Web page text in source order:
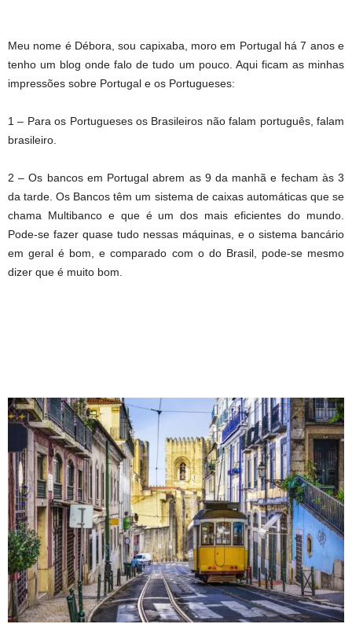
Meu nome é Débora, sou capixaba, moro em Portugal há 7 anos e
tenho um blog onde falo de tudo um pouco. Aqui ficam as minhas
impressões sobre Portugal e os Portugueses:
1 – Para os Portugueses os Brasileiros não falam português, falam
brasileiro.
2 – Os bancos em Portugal abrem as 9 da manhã e fecham às 3
da tarde. Os Bancos têm um sistema de caixas automáticas que se
chama Multibanco e que é um dos mais eficientes do mundo.
Pode-se fazer quase tudo nessas máquinas, e o sistema bancário
em geral é bom, e comparado com o do Brasil, pode-se mesmo
dizer que é muito bom.